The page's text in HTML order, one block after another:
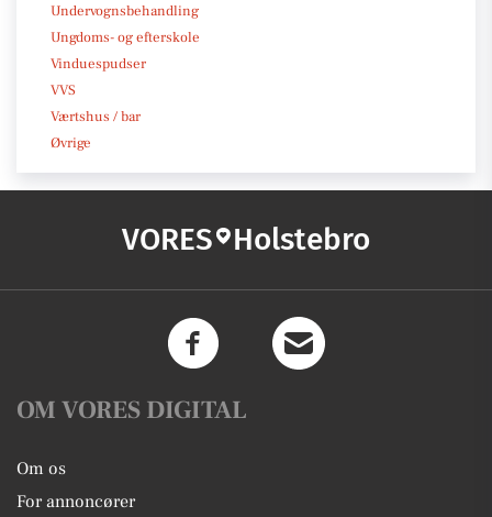
Undervognsbehandling
Ungdoms- og efterskole
Vinduespudser
VVS
Værtshus / bar
Øvrige
VORES Holstebro
OM VORES DIGITAL
Om os
For annoncører